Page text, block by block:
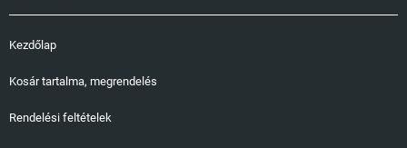
Kezdőlap
Kosár tartalma, megrendelés
Rendelési feltételek